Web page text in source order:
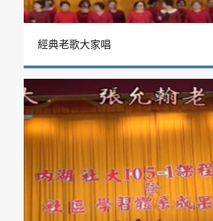
經典老歌大家唱